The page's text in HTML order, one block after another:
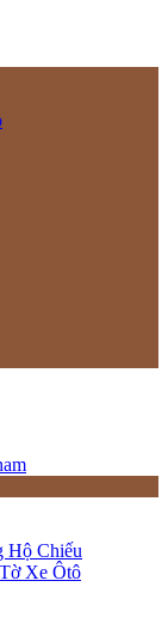
Hộ Chiếu
Xe Ôtô